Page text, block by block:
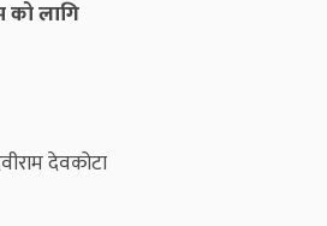
लागि
देवकोटा